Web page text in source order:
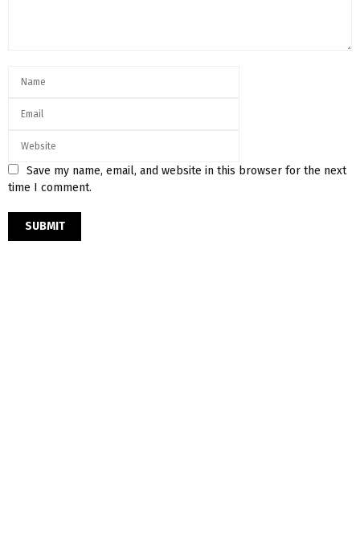
Save my name, email, and website in this browser for the next
time I comment.